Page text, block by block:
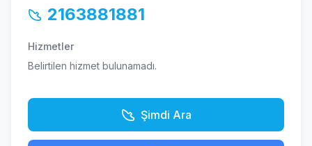
2163881881
Hizmetler
Belirtilen hizmet bulunamadı.
Şimdi Ara